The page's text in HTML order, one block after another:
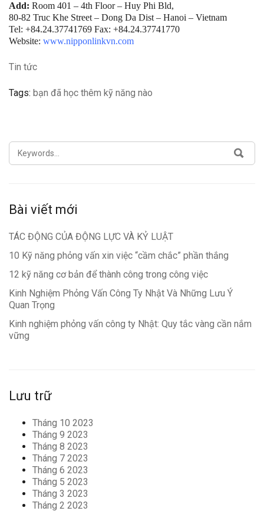
Add: Room 401 – 4th Floor – Huy Phi Bld,
80-82 Truc Khe Street – Dong Da Dist – Hanoi – Vietnam
Tel: +84.24.37741769 Fax: +84.24.37741770
Website: www.nipponlinkvn.com
Tin tức
Tags: bạn đã học thêm kỹ năng nào
SEARCH
FOR:
Bài viết mới
TÁC ĐỘNG CỦA ĐỘNG LỰC VÀ KỶ LUẬT
10 Kỹ năng phỏng vấn xin việc “cầm chắc” phần thắng
12 kỹ năng cơ bản để thành công trong công việc
Kinh Nghiệm Phỏng Vấn Công Ty Nhật Và Những Lưu Ý
Quan Trọng
Kinh nghiệm phỏng vấn công ty Nhật: Quy tắc vàng cần nắm
vững
Lưu trữ
Tháng 10 2023
Tháng 9 2023
Tháng 8 2023
Tháng 7 2023
Tháng 6 2023
Tháng 5 2023
Tháng 3 2023
Tháng 2 2023